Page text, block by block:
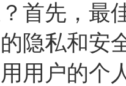
首先，最
隐私和安
用户的个